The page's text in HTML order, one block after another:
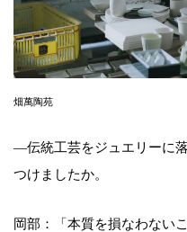
畑萬陶苑
—伝統工芸をジュエリーに
つけましたか。
岡部：「本質を損なわない